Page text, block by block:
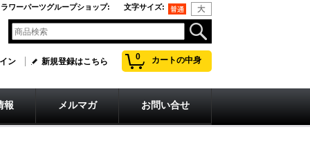
文字サイズ:
ワーパーツグループショップ:
0 カートの中身
ン 新規登録はこちら
報 メルマガ お問い合せ